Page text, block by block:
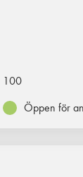
100
Öppen för